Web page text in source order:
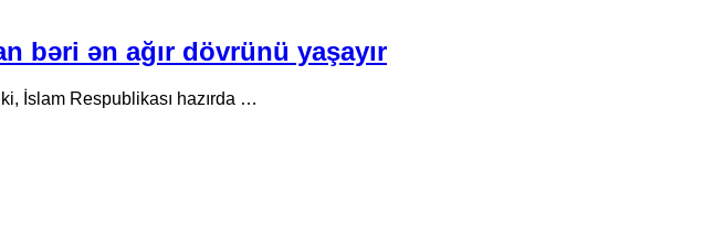
bəri ən ağır dövrünü yaşayır
İslam Respublikası hazırda …